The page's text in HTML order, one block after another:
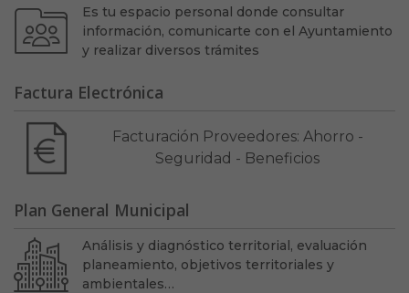
Es tu espacio personal donde consultar
información, comunicarte con el Ayuntamiento
y realizar diversos trámites
Factura Electrónica
Facturación Proveedores: Ahorro -
Seguridad - Beneficios
Plan General Municipal
Análisis y diagnóstico territorial, evaluación
planeamiento, objetivos territoriales y
ambientales…